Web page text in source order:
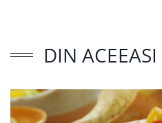
DIN ACEEASI